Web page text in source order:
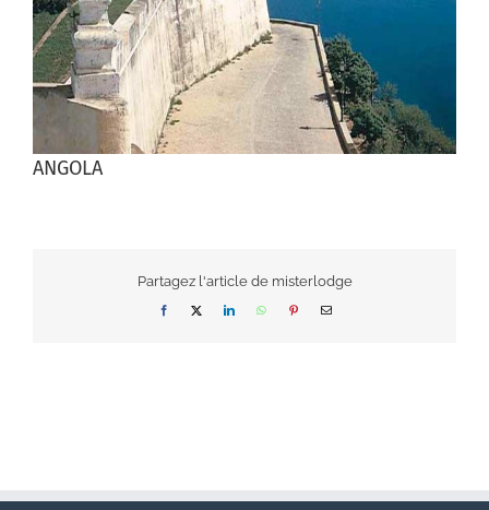
ANGOLA
Partagez l'article de misterlodge
FacebookX LinkedInWhatsAppPinterestEmail